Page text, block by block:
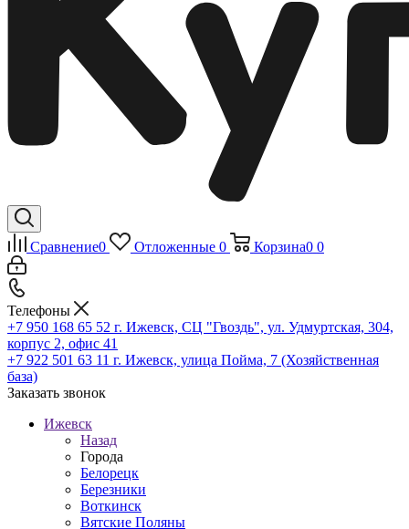
Сравнение0 Отложенные 0 Корзина0 0
Телефоны
+7 950 168 65 52 г. Ижевск, СЦ "Гвоздь", ул. Удмуртская, 304,
корпус 2, офис 41
+7 922 501 63 11 г. Ижевск, улица Пойма, 7 (Хозяйственная
база)
Заказать звонок
Ижевск
Назад
Города
Белорецк
Березники
Воткинск
Вятские Поляны